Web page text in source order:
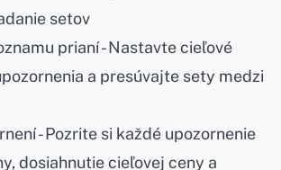
setov
prianí- Nastavte cieľové
a presúvajte sety medzi
- Pozrite si každé upozornenie
dosiahnutie cieľovej ceny a